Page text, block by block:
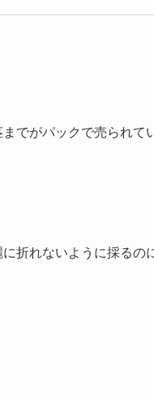
でがパックで売られて
折れないように採るの